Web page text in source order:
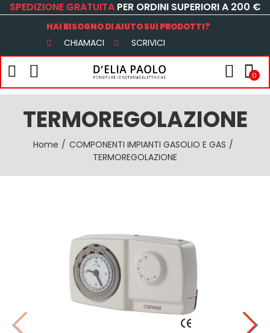
SPEDIZIONE GRATUITA PER ORDINI SUPERIORI A 200 €
HAI BISOGNO DI AIUTO SUI PRODOTTI?
CHIAMACI SCRIVICI
0
TERMOREGOLAZIONE
Home
COMPONENTI IMPIANTI GASOLIO E GAS
TERMOREGOLAZIONE